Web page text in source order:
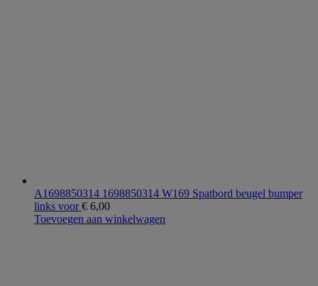
A1698850314 1698850314 W169 Spatbord beugel bumper
links voor€ 6,00
Toevoegen aan winkelwagen